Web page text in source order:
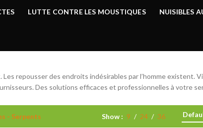
LUTTE CONTRE LES MOUSTIQUES NUISIBLES
repousser des endroits indésirables par l’homme existent.
Des solutions efficaces et professionnelles à votre
- Serpents Show 9 24 36